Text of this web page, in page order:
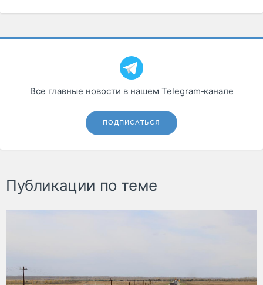
Все главные новости в нашем Telegram‑канале
ПОДПИСАТЬСЯ
Публикации по теме